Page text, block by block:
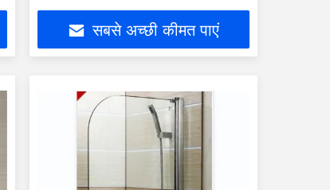
सबसे अच्छी कीमत पाएं